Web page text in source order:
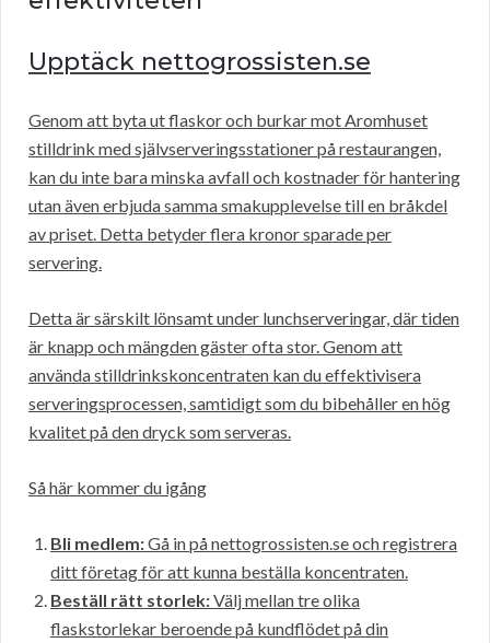
Upptäck nettogrossisten.se
Genom att byta ut flaskor och burkar mot Aromhuset
stilldrink med självserveringsstationer på restaurangen,
kan du inte bara minska avfall och kostnader för hantering
utan även erbjuda samma smakupplevelse till en bråkdel
av priset. Detta betyder flera kronor sparade per
servering.
Detta är särskilt lönsamt under lunchserveringar, där tiden
är knapp och mängden gäster ofta stor. Genom att
använda stilldrinkskoncentraten kan du effektivisera
serveringsprocessen, samtidigt som du bibehåller en hög
kvalitet på den dryck som serveras.
Så här kommer du igång
Bli medlem:Gå in på nettogrossisten.se och registrera
ditt företag för att kunna beställa koncentraten.
Beställ rätt storlek:Välj mellan tre olika
flaskstorlekar beroende på kundflödet på din